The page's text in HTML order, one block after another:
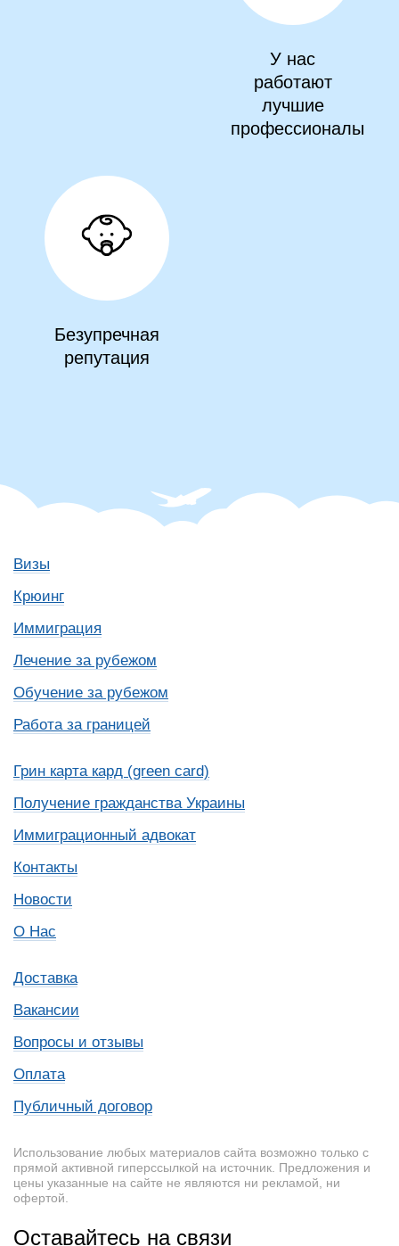
У нас
работают
лучшие
профессионалы
Безупречная
репутация
Визы
Крюинг
Иммиграция
Лечение за рубежом
Обучение за рубежом
Работа за границей
Грин карта кард (green card)
Получение гражданства Украины
Иммиграционный адвокат
Контакты
Новости
О Нас
Доставка
Вакансии
Вопросы и отзывы
Оплата
Публичный договор
Использование любых материалов сайта возможно только с
прямой активной гиперссылкой на источник. Предложения и
цены указанные на сайте не являются ни рекламой, ни
офертой.
Оставайтесь на связи